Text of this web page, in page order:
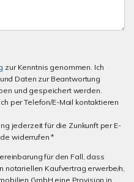
zur Kenntnis genommen. Ich
Daten zur Beantwortung
und gespeichert werden.
per Telefon/E-Mail kontaktieren
jederzeit für die Zunkunft per E-
widerrufen *
für den Fall, dass
notariellen Kaufvertrag erwerbe/n,
GmbH eine Provision in